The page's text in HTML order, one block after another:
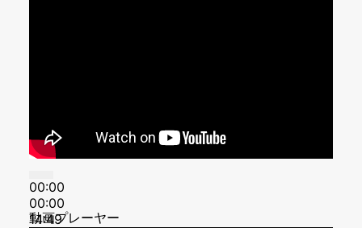
00:00
00:00
14:49
動画プレーヤー